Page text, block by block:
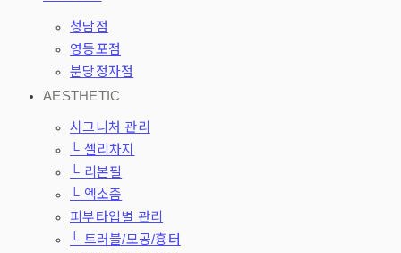
청담점
영등포점
분당정자점
AESTHETIC
시그니처 관리
└ 셀리차지
└ 리본필
└ 엑소좀
피부타입별 관리
└ 트러블/모공/흉터